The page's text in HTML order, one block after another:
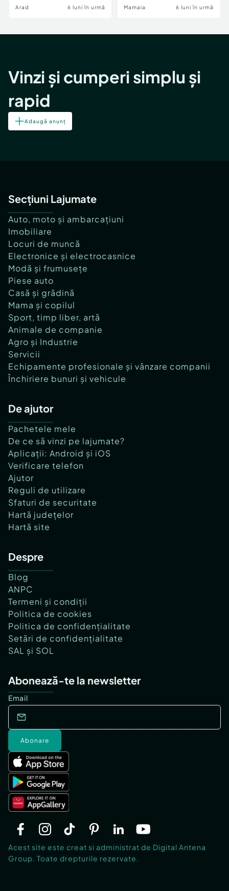
Arad 6 luni în urmă Mamaia 6 luni în urmă
Vinzi și cumperi simplu și
rapid
Adaugă anunț
Secțiuni Lajumate
Auto, moto și ambarcațiuni
Imobiliare
Locuri de muncă
Electronice și electrocasnice
Modă și frumusețe
Piese auto
Casă și grădină
Mama și copilul
Sport, timp liber, artă
Animale de companie
Agro și Industrie
Servicii
Echipamente profesionale și vânzare companii
Închiriere bunuri și vehicule
De ajutor
Pachetele mele
De ce să vinzi pe lajumate?
Aplicații: Android și iOS
Verificare telefon
Ajutor
Reguli de utilizare
Sfaturi de securitate
Hartă județelor
Hartă site
Despre
Blog
ANPC
Termeni și condiții
Politica de cookies
Politica de confidențialitate
Setări de confidențialitate
SAL și SOL
Abonează-te la newsletter
Email
Abonare
Acest site este creat si administrat de Digital Antena
Group. Toate drepturile rezervate.